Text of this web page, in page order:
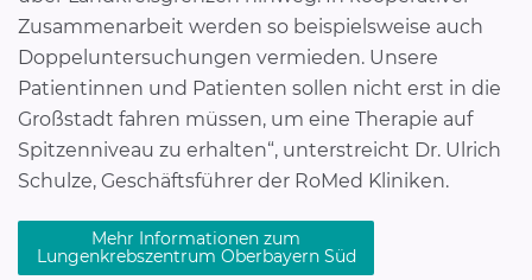
Zusammenarbeit werden so beispielsweise auch
Doppeluntersuchungen vermieden. Unsere
Patientinnen und Patienten sollen nicht erst in die
Großstadt fahren müssen, um eine Therapie auf
Spitzenniveau zu erhalten“, unterstreicht Dr. Ulrich
Schulze, Geschäftsführer der RoMed Kliniken.
Mehr Informationen zum
Lungenkrebszentrum Oberbayern Süd